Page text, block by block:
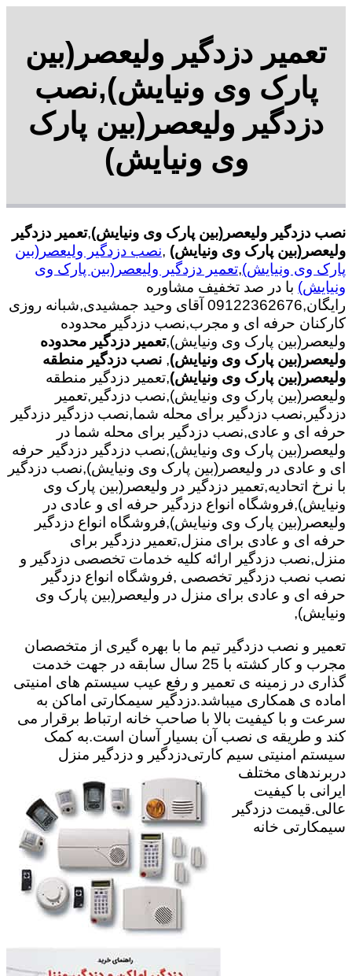
تعمیر دزدگیر ولیعصر(بین
پارک وی ونیایش),نصب
دزدگیر ولیعصر(بین پارک
وی ونیایش)
نصب دزدگیر ولیعصر(بین پارک وی ونیایش),تعمیر دزدگیر
ولیعصر(بین پارک وی ونیایش) ,نصب دزدگیر ولیعصر(بین
پارک وی ونیایش),تعمیر دزدگیر ولیعصر(بین پارک وی
ونیایش) با در صد تخفیف مشاوره
رایگان,09122362676 آقای وحید جمشیدی,شبانه روزی
کارکنان حرفه ای و مجرب,نصب دزدگیر محدوده
ولیعصر(بین پارک وی ونیایش),تعمیر دزدگیر محدوده
ولیعصر(بین پارک وی ونیایش), نصب دزدگیر منطقه
ولیعصر(بین پارک وی ونیایش),تعمیر دزدگیر منطقه
ولیعصر(بین پارک وی ونیایش),نصب دزدگیر,تعمیر
دزدگیر,نصب دزدگیر برای محله شما,نصب دزدگیر دزدگیر
حرفه ای و عادی,نصب دزدگیر برای محله شما در
ولیعصر(بین پارک وی ونیایش),نصب دزدگیر دزدگیر حرفه
ای و عادی در ولیعصر(بین پارک وی ونیایش),نصب دزدگیر
با نرخ اتحادیه,تعمیر دزدگیر در ولیعصر(بین پارک وی
ونیایش),فروشگاه انواع دزدگیر حرفه ای و عادی در
ولیعصر(بین پارک وی ونیایش),فروشگاه انواع دزدگیر
حرفه ای و عادی برای منزل,تعمیر دزدگیر برای
منزل,نصب دزدگیر ارائه کلیه خدمات تخصصی دزدگیر و
نصب نصب دزدگیر تخصصی ,فروشگاه انواع دزدگیر
حرفه ای و عادی برای منزل در ولیعصر(بین پارک وی
ونیایش),
تعمیر و نصب دزدگیر تیم ما با بهره گیری از متخصصان
مجرب و کار کشته با 25 سال سابقه در جهت خدمت
گذاری در زمینه ی تعمیر و رفع عیب سیستم های امنیتی
اماده ی همکاری میباشد.دزدگیر سیمکارتی اماکن به
سرعت و با کیفیت بالا با صاحب خانه ارتباط برقرار می
کند و طریقه ی نصب آن بسیار آسان است.به کمک
سیستم امنیتی سیم کارتیدزدگیر و دزدگیر منزل
دربرندهای مختلف
ایرانی با کیفیت
عالی.قیمت دزدگیر
سیمکارتی خانه